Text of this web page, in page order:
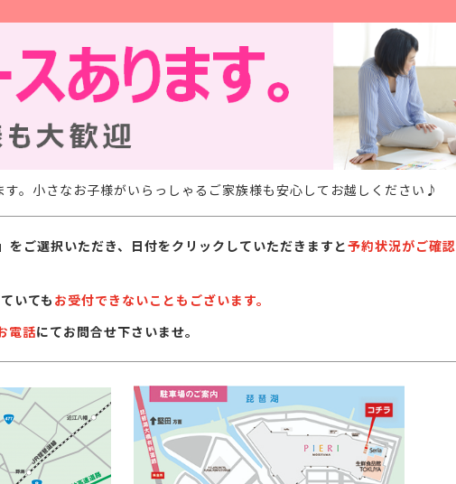
す。小さなお子様がいらっしゃるご家族様も安心してお越しください♪
をご選択いただき、日付をクリックしていただきますと予約状況がご確認
いても お受付できないこともございます。
電話にてお問合せ下さいませ。